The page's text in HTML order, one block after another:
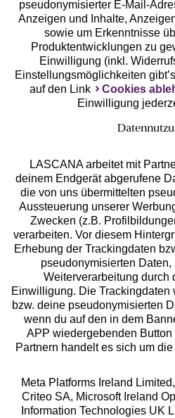
Unsere Apps
Services
Beratung
Über uns
Rechtliches
Alle Preise inkl. MwSt., zzgl.
Versandkosten
** Bonität vorausgesetzt, berechtigt zur
pseudonymisierter E-Mail-
Anzeigen und Inhalte,
sowie um Erkenntnisse
Produktentwicklungen zu
Einwilligung (inkl.
Einstellungsmöglichkeiten
auf den Link
Cookies
Einwilligung
LASCANA arbeitet mit
deinem Endgerät abgerufene
die von uns übermittelten
Aussteuerung unserer
Zwecken (z.B.
verarbeiten. Vor diesem
Erhebung der Trackingdaten
pseudonymisierten
Weiterverarbeitung durch
Einwilligung. Die Trackingdaten
bzw. deine pseudonymisierten
wenn du auf den in dem
APP wiedergebenden Button
Partnern handelt es sich um
Meta Platforms Ireland
Criteo SA, Microsoft Ireland
Information Technologies UK